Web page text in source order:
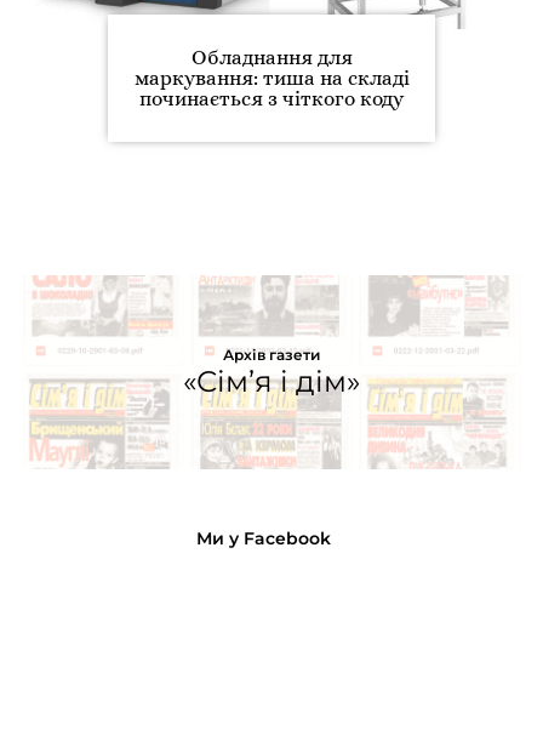
Обладнання для
маркування: тиша на складі
починається з чіткого коду
Архів газети
«Сім’я і дім»
Ми у Facebook